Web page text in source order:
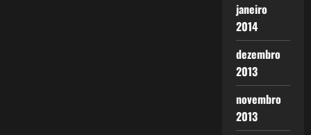
janeiro
2014
dezembro
2013
novembro
2013